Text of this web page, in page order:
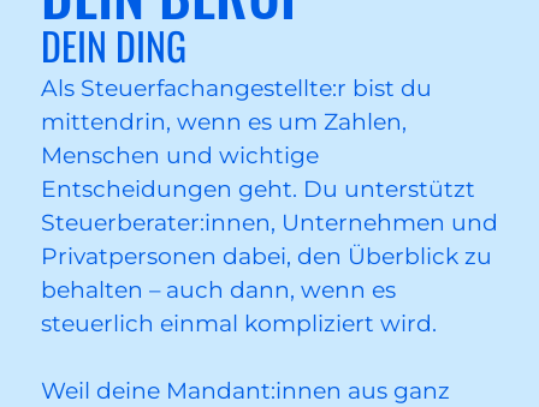
DEIN DING
Als Steuerfachangestellte:r bist du
mittendrin, wenn es um Zahlen,
Menschen und wichtige
Entscheidungen geht. Du unterstützt
Steuerberater:innen, Unternehmen und
Privatpersonen dabei, den Überblick zu
behalten – auch dann, wenn es
steuerlich einmal kompliziert wird.
Weil deine Mandant:innen aus ganz